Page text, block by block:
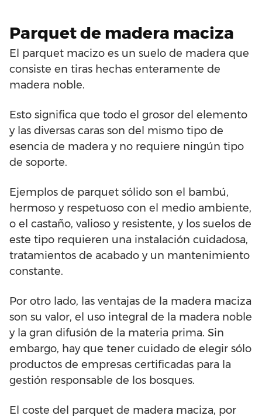
Parquet de madera maciza
El parquet macizo es un suelo de madera que
consiste en tiras hechas enteramente de
madera noble.
Esto significa que todo el grosor del elemento
y las diversas caras son del mismo tipo de
esencia de madera y no requiere ningún tipo
de soporte.
Ejemplos de parquet sólido son el bambú,
hermoso y respetuoso con el medio ambiente,
o el castaño, valioso y resistente, y los suelos de
este tipo requieren una instalación cuidadosa,
tratamientos de acabado y un mantenimiento
constante.
Por otro lado, las ventajas de la madera maciza
son su valor, el uso integral de la madera noble
y la gran difusión de la materia prima. Sin
embargo, hay que tener cuidado de elegir sólo
productos de empresas certificadas para la
gestión responsable de los bosques.
El coste del parquet de madera maciza, por